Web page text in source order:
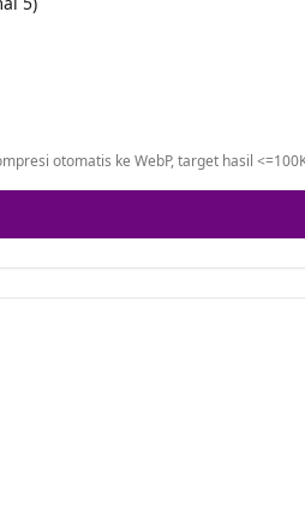
otomatis ke WebP, target hasil